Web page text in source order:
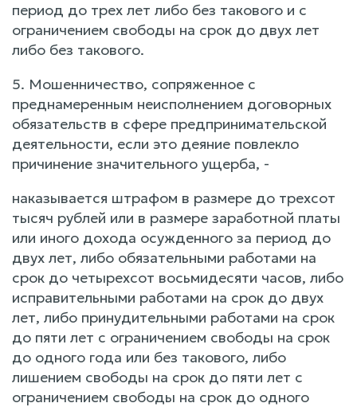
период до трех лет либо без такового и с
ограничением свободы на срок до двух лет
либо без такового.
5. Мошенничество, сопряженное с
преднамеренным неисполнением договорных
обязательств в сфере предпринимательской
деятельности, если это деяние повлекло
причинение значительного ущерба, -
наказывается штрафом в размере до трехсот
тысяч рублей или в размере заработной платы
или иного дохода осужденного за период до
двух лет, либо обязательными работами на
срок до четырехсот восьмидесяти часов, либо
исправительными работами на срок до двух
лет, либо принудительными работами на срок
до пяти лет с ограничением свободы на срок
до одного года или без такового, либо
лишением свободы на срок до пяти лет с
ограничением свободы на срок до одного